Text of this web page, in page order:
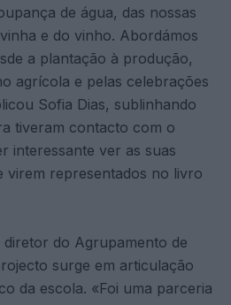
de água, das nossas
e do vinho. Abordámos
a plantação à produção,
agrícola e pelas celebrações
Sofia Dias, sublinhando
tiveram contacto com o
interessante ver as suas
virem representados no livro
do Agrupamento de
surge em articulação
da escola. «Foi uma parceria